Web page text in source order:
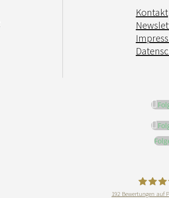
Kontakt
192 Bewertungen auf